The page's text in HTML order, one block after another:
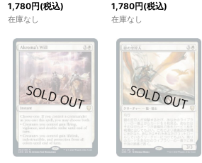
1,780円(税込)
在庫なし
1,780円(税込)
在庫なし